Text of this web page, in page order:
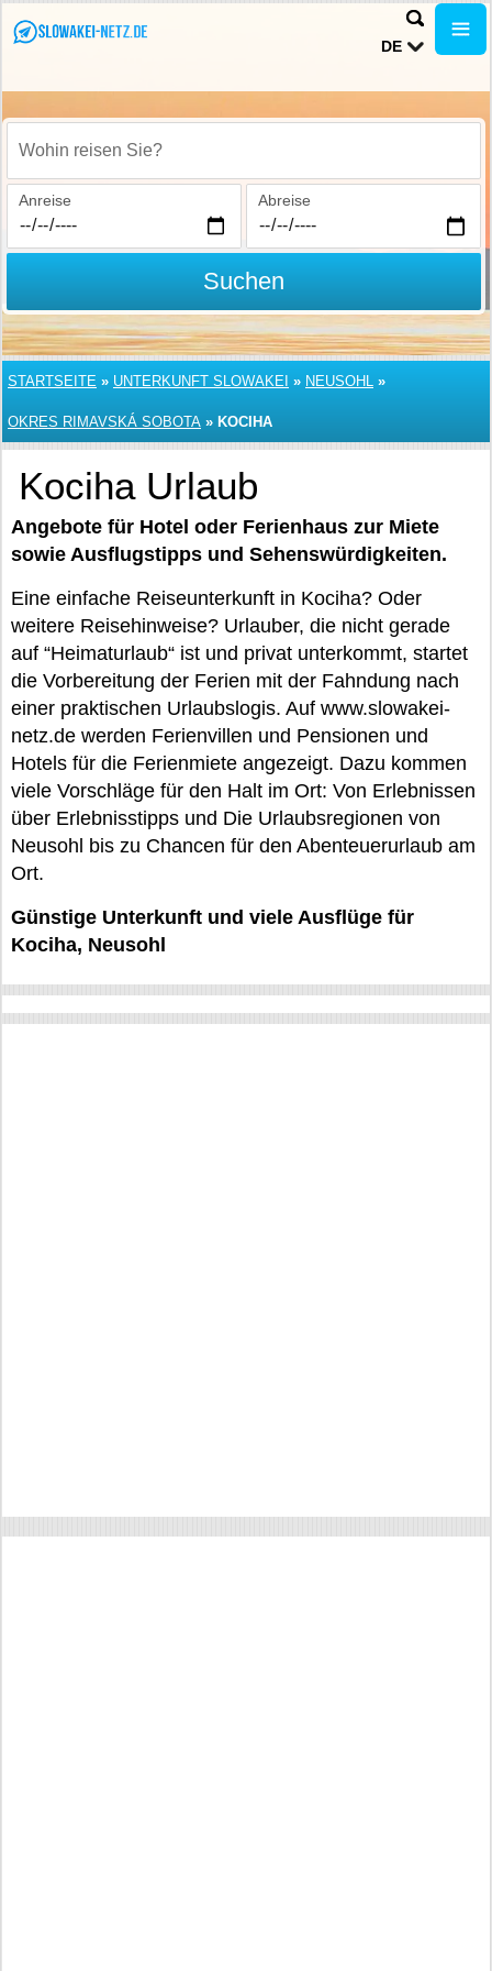
DE
Wohin reisen Sie?
Anreise Abreise
Suchen
STARTSEITE » UNTERKUNFT SLOWAKEI » NEUSOHL »
OKRES RIMAVSKÁ SOBOTA » KOCIHA
Kociha Urlaub
Angebote für Hotel oder Ferienhaus zur Miete
sowie Ausflugstipps und Sehenswürdigkeiten.
Eine einfache Reiseunterkunft in Kociha? Oder
weitere Reisehinweise? Urlauber, die nicht gerade
auf “Heimaturlaub“ ist und privat unterkommt, startet
die Vorbereitung der Ferien mit der Fahndung nach
einer praktischen Urlaubslogis. Auf www.slowakei-
netz.de werden Ferienvillen und Pensionen und
Hotels für die Ferienmiete angezeigt. Dazu kommen
viele Vorschläge für den Halt im Ort: Von Erlebnissen
über Erlebnisstipps und Die Urlaubsregionen von
Neusohl bis zu Chancen für den Abenteuerurlaub am
Ort.
Günstige Unterkunft und viele Ausflüge für
Kociha, Neusohl